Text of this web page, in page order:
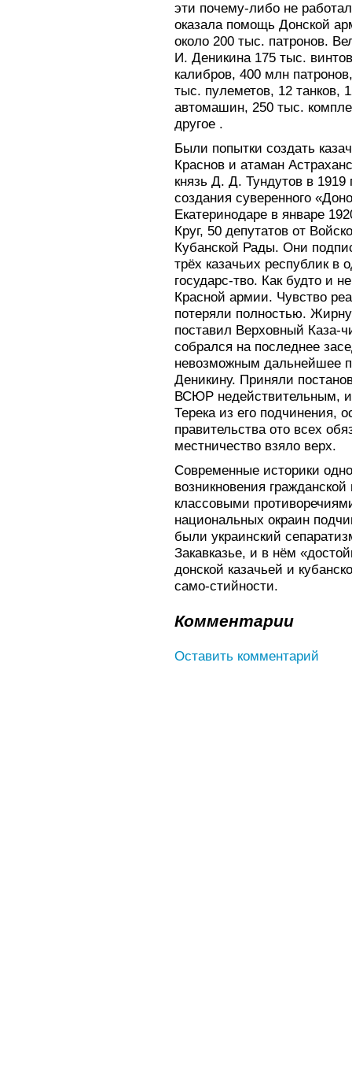
эти почему-либо не
оказала помощь Донской
около 200 тыс. патронов.
И. Деникина 175 тыс.
калибров, 400 млн
тыс. пулеметов, 12 танков,
автомашин, 250 тыс.
другое .
Были попытки создать
Краснов и атаман
князь Д. Д. Тундутов в
создания суверенного
Екатеринодаре в январе
Круг, 50 депутатов от
Кубанской Рады. Они
трёх казачьих республик в
государс-тво. Как будто и
Красной армии. Чувство
потеряли полностью.
поставил Верховный Каза-
собрался на последнее
невозможным дальнейшее
Деникину. Приняли
ВСЮР недействительным,
Терека из его подчинения,
правительства ото всех
местничество взяло верх.
Современные историки
возникновения
классовыми
национальных окраин
были украинский
Закавказье, и в нём
донской казачьей и
само-стийности.
Комментарии
Оставить комментарий